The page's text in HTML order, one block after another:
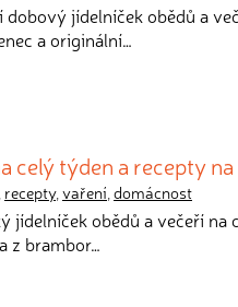
dobový jídelníček obědů a
a originální…
celý týden a recepty
, recepty,vaření,domácnost
jídelníček obědů a večeří
z brambor…